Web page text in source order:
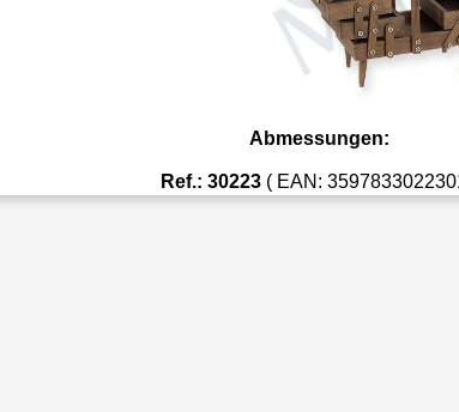
Abmessungen:
Ref.: 30223( EAN: